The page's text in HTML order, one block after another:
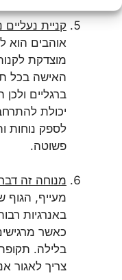
קניית נעליים
אוהבים הוא
מוצדקת
האישה בכל
ברגליים
יכולת
לספק נוחות
פשוטה.
מנוחה זה
מעייף, הגוף
באנרגיות
בלילה.
צריך לאגור